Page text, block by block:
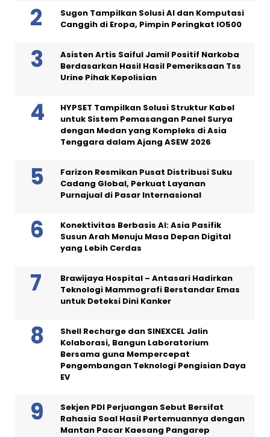
Sugon Tampilkan Solusi AI dan Komputasi
Canggih di Eropa, Pimpin Peringkat IO500
Asisten Artis Saiful Jamil Positif Narkoba
Berdasarkan Hasil Hasil Pemeriksaan Tss
Urine Pihak Kepolisian
HYPSET Tampilkan Solusi Struktur Kabel
untuk Sistem Pemasangan Panel Surya
dengan Medan yang Kompleks di Asia
Tenggara dalam Ajang ASEW 2026
Farizon Resmikan Pusat Distribusi Suku
Cadang Global, Perkuat Layanan
Purnajual di Pasar Internasional
Konektivitas Berbasis AI: Asia Pasifik
Susun Arah Menuju Masa Depan Digital
yang Lebih Cerdas
Brawijaya Hospital – Antasari Hadirkan
Teknologi Mammografi Berstandar Emas
untuk Deteksi Dini Kanker
Shell Recharge dan SINEXCEL Jalin
Kolaborasi, Bangun Laboratorium
Bersama guna Mempercepat
Pengembangan Teknologi Pengisian Daya
EV
Sekjen PDI Perjuangan Sebut Bersifat
Rahasia Soal Hasil Pertemuannya dengan
Mantan Pacar Kaesang Pangarep